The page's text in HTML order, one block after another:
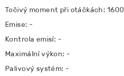
Točivý moment při otáčkách: 1600
Emise: -
Kontrola emisí: -
Maximální výkon: -
Palivový systém: -